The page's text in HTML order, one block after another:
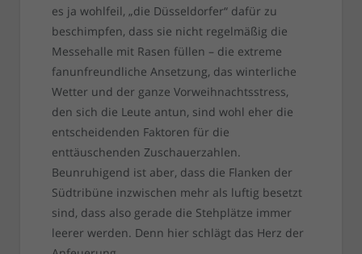
es ja wohlfeil, „die Düsseldorfer“ dafür zu
beschimpfen, dass sie nicht regelmäßig die
Messehalle mit Rasen füllen – die extreme
fanunfreundliche Ansetzung, das winterliche
Wetter und der ganze Vorweihnachtsstress,
den sich die Leute antun, sind wohl eher die
entscheidenden Faktoren für die
enttäuschenden Zuschauerzahlen.
Beunruhigend ist aber, dass die Flanken der
Südtribüne inzwischen mehr als luftig besetzt
sind, dass also gerade die Stehplätze immer
leerer werden. Denn hier schlägt das Herz der